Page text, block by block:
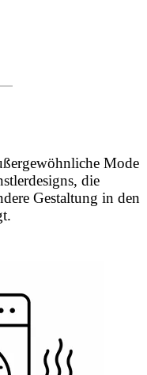
Mode
die
Gestaltung in den